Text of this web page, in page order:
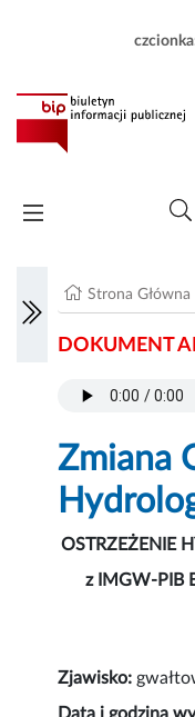
Strona Główna
DOKUMENT
Zmiana
OSTRZEŻENIE
z IMGW-PIB
Zjawisko: